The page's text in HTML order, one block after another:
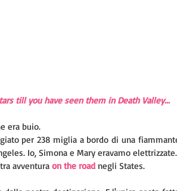
till you have seen them in Death Valley...
era buio.
per 238 miglia a bordo di una
Io, Simona e Mary eravamo
avventura on the road negli States.